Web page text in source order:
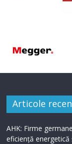
Articole
AHK: Firme
eficiență energetică